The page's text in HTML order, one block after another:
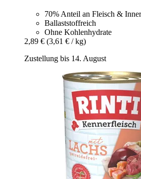
70% Anteil an Fleisch &
Ballaststoffreich
Ohne Kohlenhydrate
2,89 € (3,61 € / kg)
Zustellung bis 14. August